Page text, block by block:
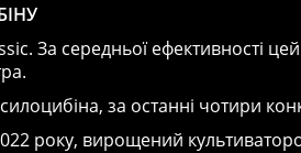
За середньої ефективності
за останні чотири
року, вирощений